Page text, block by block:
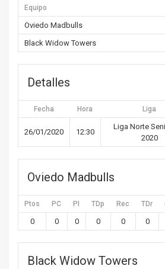
Equipo
Oviedo Madbulls
Black Widow Towers
Detalles
Fecha Hora Liga
26/01/2020 12:30
Liga Norte
2020
Oviedo Madbulls
Ptos PC PI TDp Rec TDr
0 0 0 0 0 0
Black Widow Towers